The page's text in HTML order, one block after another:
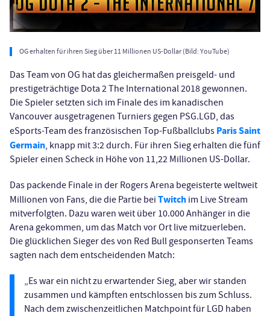
OG erhalten für ihren Sieg über 11 Millionen US-Dollar (Bild: YouTube)
Das Team von OG hat das gleichermaßen preisgeld- und
prestigeträchtige Dota 2 The International 2018 gewonnen.
Die Spieler setzten sich im Finale des im kanadischen
Vancouver ausgetragenen Turniers gegen PSG.LGD, das
eSports-Team des französischen Top-Fußballclubs Paris Saint
Germain, knapp mit 3:2 durch. Für ihren Sieg erhalten die fünf
Spieler einen Scheck in Höhe von 11,22 Millionen US-Dollar.
Das packende Finale in der Rogers Arena begeisterte weltweit
Millionen von Fans, die die Partie bei Twitch im Live Stream
mitverfolgten. Dazu waren weit über 10.000 Anhänger in die
Arena gekommen, um das Match vor Ort live mitzuerleben.
Die glücklichen Sieger des von Red Bull gesponserten Teams
sagten nach dem entscheidenden Match:
„Es war ein nicht zu erwartender Sieg, aber wir standen
zusammen und kämpften entschlossen bis zum Schluss.
Nach dem zwischenzeitlichen Matchpoint für LGD haben